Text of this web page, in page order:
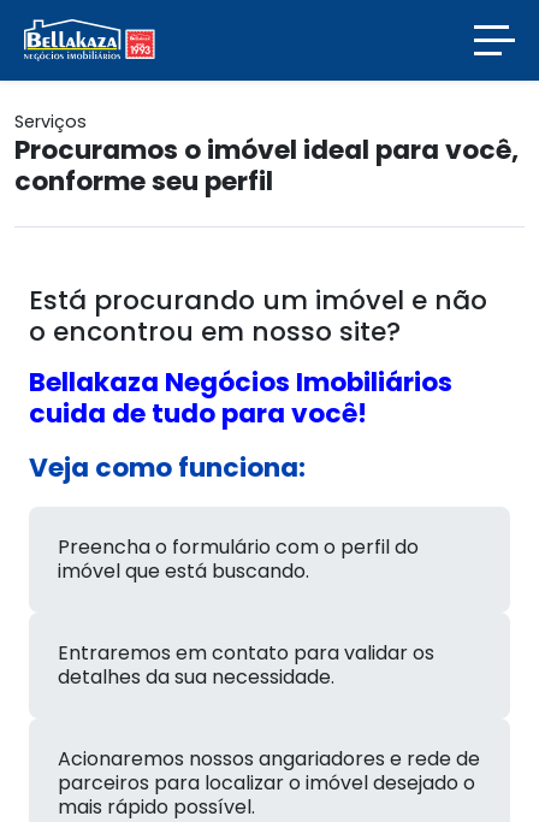
Serviços
Procuramos o imóvel ideal para você,
conforme seu perfil
Está procurando um imóvel e não
o encontrou em nosso site?
Bellakaza Negócios Imobiliários
cuida de tudo para você!
Veja como funciona:
Preencha o formulário com o perfil do
imóvel que está buscando.
Entraremos em contato para validar os
detalhes da sua necessidade.
Acionaremos nossos angariadores e rede de
parceiros para localizar o imóvel desejado o
mais rápido possível.